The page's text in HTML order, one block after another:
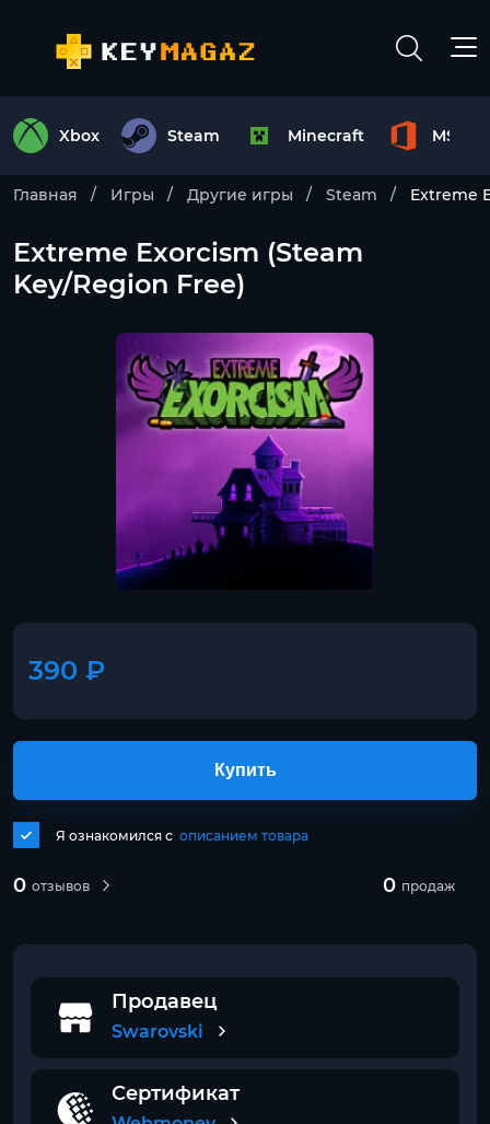
Xbox Steam Minecraft MS
Главная Игры Другие игры Steam Extreme
Extreme Exorcism (Steam
Key/Region Free)
390 ₽
0 отзывов 0 продаж
Я ознакомился с описанием товара
Купить
Продавец
Swarovski
Сертификат